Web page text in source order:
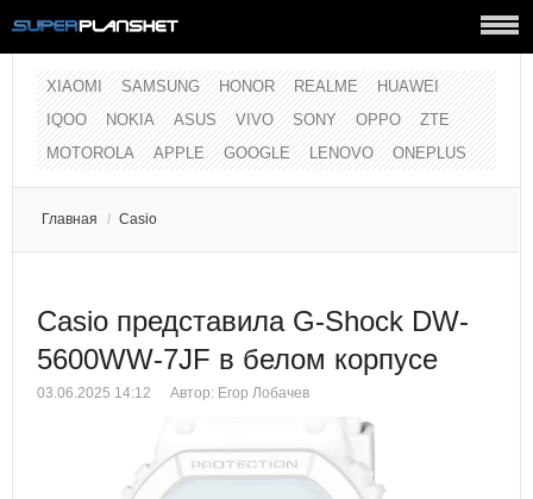
XIAOMI SAMSUNG HONOR REALME
HUAWEI
IQOO
NOKIA ASUS VIVO SONY OPPO
ZTE
MOTOROLA
APPLE GOOGLE LENOVO ONEPLUS
Главная / Casio
Casio представила G-Shock DW-
5600WW-7JF в белом корпусе
03.06.2025 14:12 Автор: Егор Лобачев